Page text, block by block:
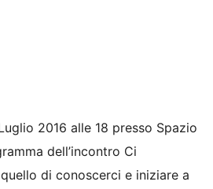
2016 alle 18 presso Spazio
dell’incontro Ci
di conoscerci e iniziare a